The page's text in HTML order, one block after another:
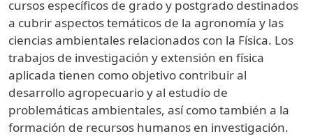
cursos específicos de grado y postgrado destinados
a cubrir aspectos temáticos de la agronomía y las
ciencias ambientales relacionados con la Física. Los
trabajos de investigación y extensión en física
aplicada tienen como objetivo contribuir al
desarrollo agropecuario y al estudio de
problemáticas ambientales, así como también a la
formación de recursos humanos en investigación.